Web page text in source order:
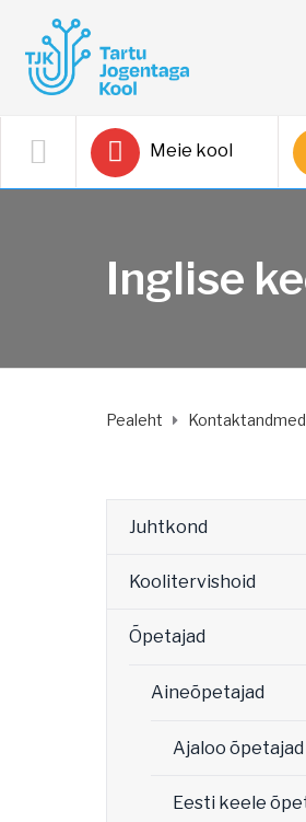
Meie kool
Inglise
Pealeht Kontaktandmed
Juhtkond
Koolitervishoid
Õpetajad
Aineõpetajad
Ajaloo õpetajad
Eesti keele